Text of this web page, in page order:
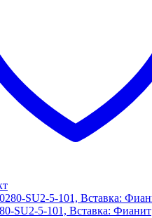
SU2-5-101, Вставка: Фианит